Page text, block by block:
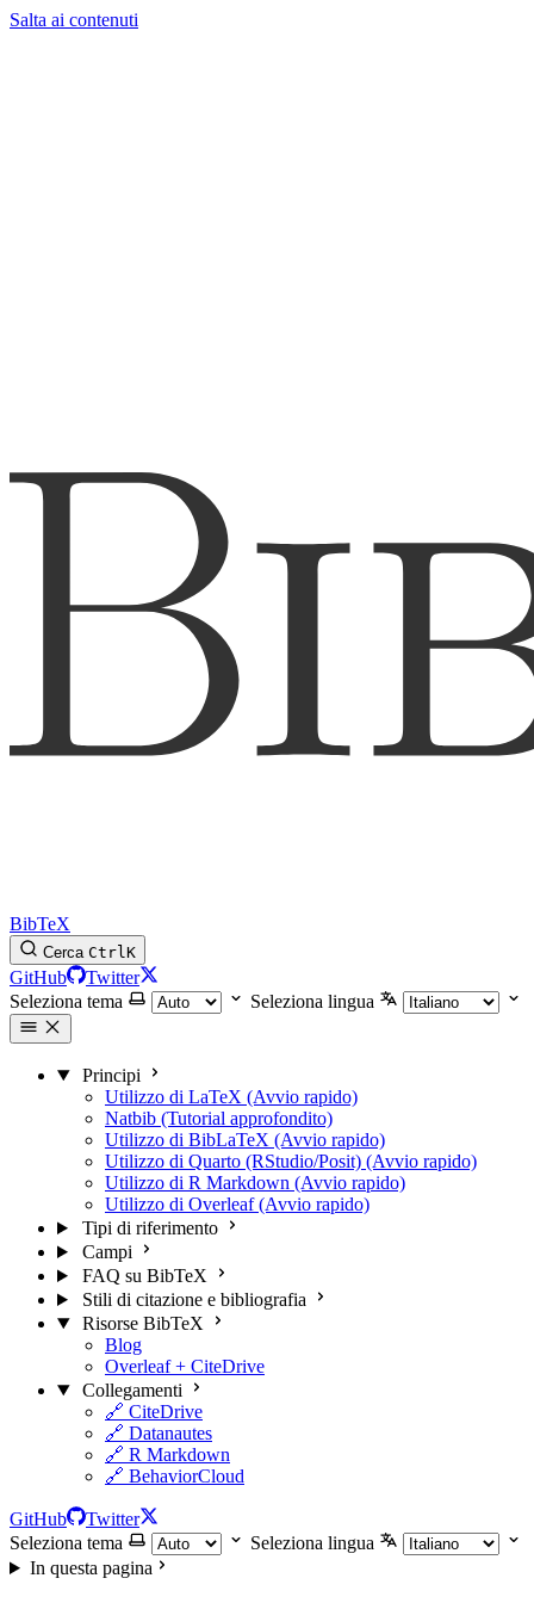
Salta ai contenuti
BibTeX
Cerca CtrlK
GitHub
Twitter
Seleziona tema
Seleziona lingua
Principi
Utilizzo di LaTeX (Avvio rapido)
Natbib (Tutorial approfondito)
Utilizzo di BibLaTeX (Avvio rapido)
Utilizzo di Quarto (RStudio/Posit) (Avvio rapido)
Utilizzo di R Markdown (Avvio rapido)
Utilizzo di Overleaf (Avvio rapido)
Tipi di riferimento
Campi
FAQ su BibTeX
Stili di citazione e bibliografia
Risorse BibTeX
Blog
Overleaf + CiteDrive
Collegamenti
🔗 CiteDrive
🔗 Datanautes
🔗 R Markdown
🔗 BehaviorCloud
GitHub
Twitter
Seleziona tema
Seleziona lingua
In questa pagina